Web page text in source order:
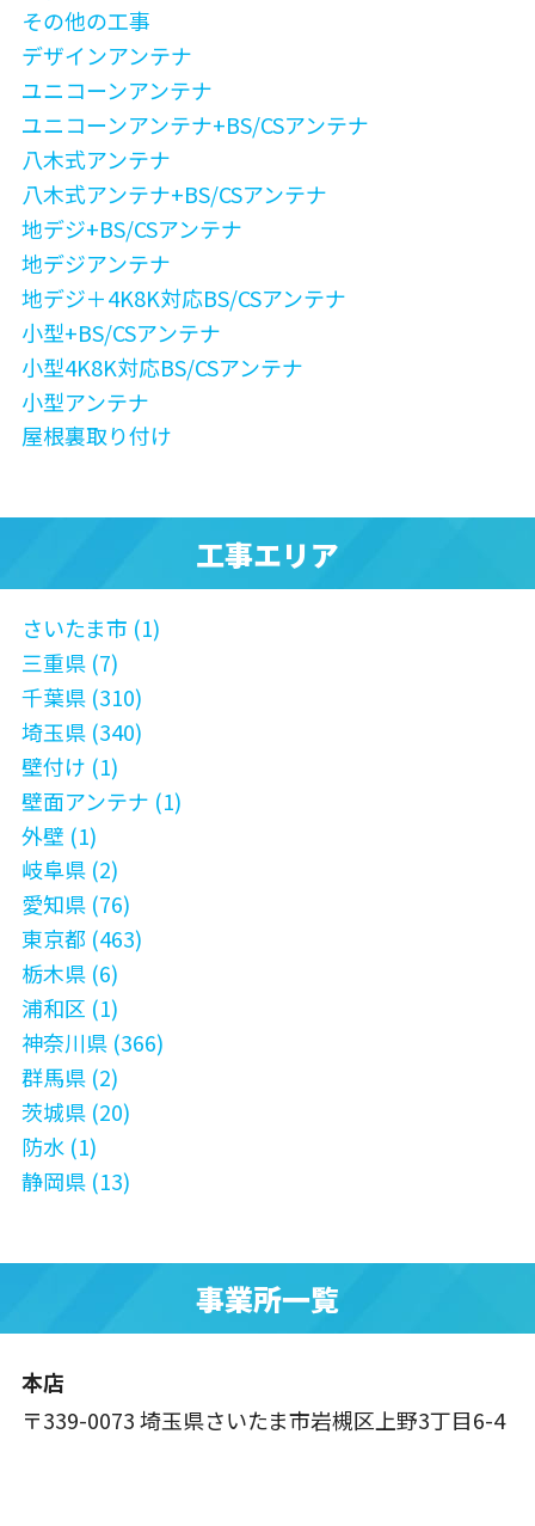
その他の工事
デザインアンテナ
ユニコーンアンテナ
ユニコーンアンテナ+BS/CSアンテナ
八木式アンテナ
八木式アンテナ+BS/CSアンテナ
地デジ+BS/CSアンテナ
地デジアンテナ
地デジ＋4K8K対応BS/CSアンテナ
小型+BS/CSアンテナ
小型4K8K対応BS/CSアンテナ
小型アンテナ
屋根裏取り付け
工事エリア
さいたま市 (1)
三重県 (7)
千葉県 (310)
埼玉県 (340)
壁付け (1)
壁面アンテナ (1)
外壁 (1)
岐阜県 (2)
愛知県 (76)
東京都 (463)
栃木県 (6)
浦和区 (1)
神奈川県 (366)
群馬県 (2)
茨城県 (20)
防水 (1)
静岡県 (13)
事業所一覧
本店
〒339-0073 埼玉県さいたま市岩槻区上野3丁目6-4